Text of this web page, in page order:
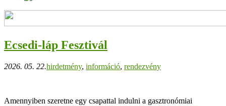
Ecsedi-láp Fesztivál
2026. 05. 22.hirdetmény, információ, rendezvény
Amennyiben szeretne egy csapattal indulni a gasztronómiai